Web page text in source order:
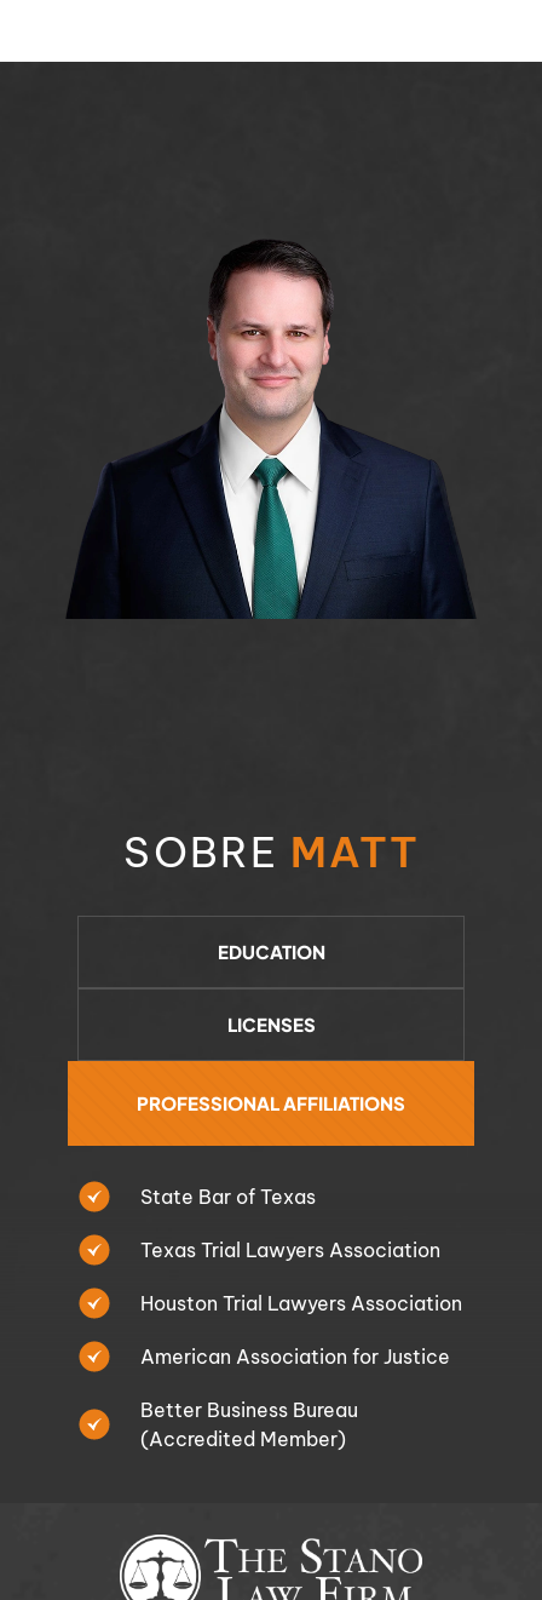
SOBRE MATT
EDUCATION
LICENSES
PROFESSIONAL AFFILIATIONS
State Bar of Texas
Texas Trial Lawyers Association
Houston Trial Lawyers Association
American Association for Justice
Better Business Bureau
(Accredited Member)